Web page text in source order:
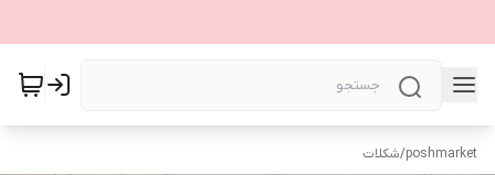
poshmarket
/شکلات